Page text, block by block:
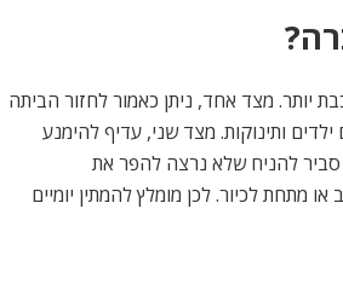
יותר. מצד אחד, ניתן כאמור לחזור הביתה
ותינוקות. מצד שני, עדיף להימנע
להניח שלא נרצה להפר את
מתחת לכיור. לכן מומלץ להמתין יומיים